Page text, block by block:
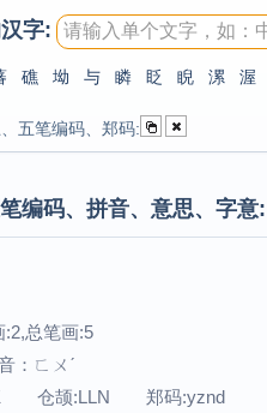
字:
礁 坳 与 瞵 眨 睨 漯 渥
五笔编码、郑码:
编码、拼音、意思、字意:
:2,总笔画:5
：ㄈㄨˊ
仓颉:LLN 郑码:yznd